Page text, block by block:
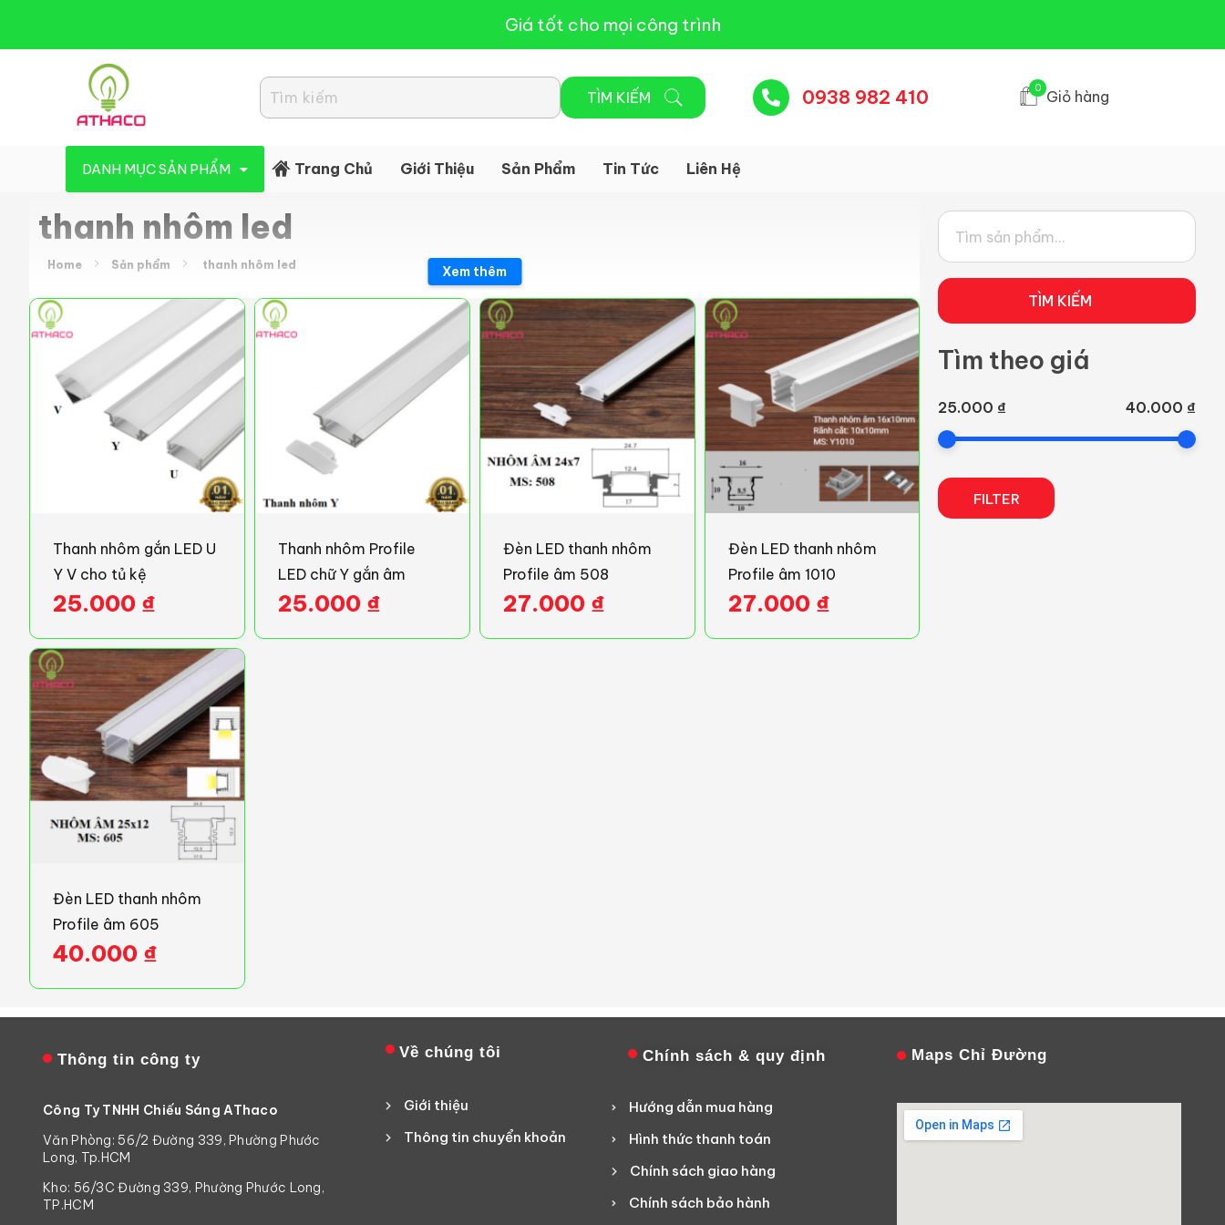
Giá tốt cho mọi công trình
Đèn Led Athaco
Đèn Led giá rẻ
0938 982 410 0 Giỏ hàng
DANH MỤC SẢN PHẨM Trang Chủ Giới Thiệu Sản Phẩm Tin Tức Liên Hệ
thanh nhôm led
Home Sản phẩm thanh nhôm led Xem thêm
Thanh nhôm gắn LED U
Y V cho tủ kệ
25.000 ₫
Thanh nhôm Profile
LED chữ Y gắn âm
25.000 ₫
Đèn LED thanh nhôm
Profile âm 508
27.000 ₫
Đèn LED thanh nhôm
Profile âm 1010
27.000 ₫
Đèn LED thanh nhôm
Profile âm 605
40.000 ₫
TÌM KIẾM
Tìm theo giá
25.000 ₫ 40.000 ₫
FILTER
Thông tin công ty
Công Ty TNHH Chiếu Sáng AThaco
Văn Phòng: 56/2 Đường 339, Phường Phước
Long, Tp.HCM
Kho: 56/3C Đường 339, Phường Phước Long,
TP.HCM
Về chúng tôi
Giới thiệu
Thông tin chuyển khoản
Chính sách & quy định
Hướng dẫn mua hàng
Hình thức thanh toán
Chính sách giao hàng
Chính sách bảo hành
Maps Chỉ Đường